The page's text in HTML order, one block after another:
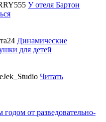
У отеля Бартон
Динамические
для детей
Читать
от разведовательно-